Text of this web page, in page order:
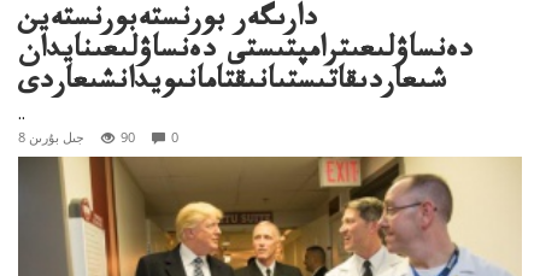
دارىگەر بورنستەبورنستەين
دەنساۋلىعىترامپتىستى دەنساۋلىعىنايدان
شىعاردىقاتىستىانىقتامانىويدانشىعاردى
..
8 جىل بۇرىن 90 0